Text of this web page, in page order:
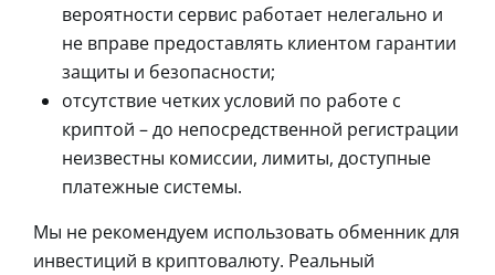
вероятности сервис работает нелегально и
не вправе предоставлять клиентом гарантии
защиты и безопасности;
отсутствие четких условий по работе с
криптой – до непосредственной регистрации
неизвестны комиссии, лимиты, доступные
платежные системы.
Мы не рекомендуем использовать обменник для
инвестиций в криптовалюту. Реальный